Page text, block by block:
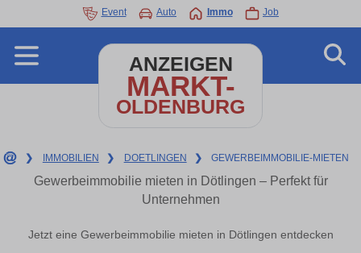
Event Auto Immo Job
ANZEIGEN
MARKT-
OLDENBURG
❯ IMMOBILIEN ❯ DOETLINGEN ❯ GEWERBEIMMOBILIE-MIETEN
Gewerbeimmobilie mieten in Dötlingen – Perfekt für
Unternehmen
Jetzt eine Gewerbeimmobilie mieten in Dötlingen entdecken